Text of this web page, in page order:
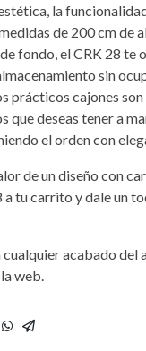
la
de 200 cm de
fondo, el CRK 28 te
sin
prácticos cajones
que deseas tener a
el orden con
de un diseño con
a tu carrito y dale un
acabado del
web.